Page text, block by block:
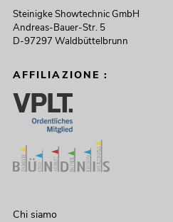
Steinigke Showtechnic GmbH
Andreas-Bauer-Str. 5
D-97297 Waldbüttelbrunn
AFFILIAZIONE :
Chi siamo